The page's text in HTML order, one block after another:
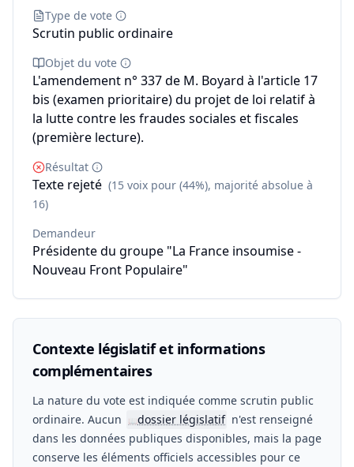
Type de vote
Scrutin public ordinaire
Objet du vote
L'amendement n° 337 de M. Boyard à l'article 17
bis (examen prioritaire) du projet de loi relatif à
la lutte contre les fraudes sociales et fiscales
(première lecture).
Résultat
Texte rejeté (15 voix pour (44%), majorité absolue à
16)
Demandeur
Présidente du groupe "La France insoumise -
Nouveau Front Populaire"
Contexte législatif et informations
complémentaires
La nature du vote est indiquée comme scrutin public
ordinaire. Aucun
📖dossier législatif n'est renseigné
dans les données publiques disponibles, mais la page
conserve les éléments officiels accessibles pour ce